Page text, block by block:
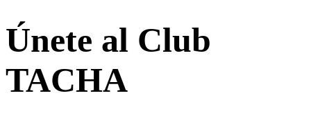
Únete al Club
TACHA